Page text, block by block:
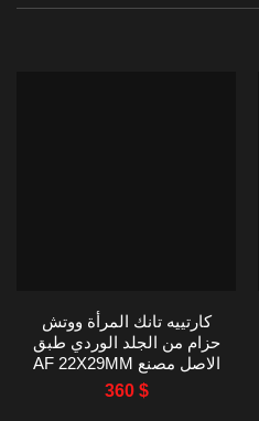
كارتييه تانك المرأة ووتش
حزام من الجلد الوردي طبق
الاصل مصنع AF 22X29MM
360 $